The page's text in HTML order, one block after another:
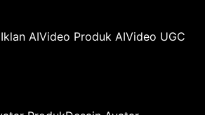
AIVideo Produk AIVideo UGC